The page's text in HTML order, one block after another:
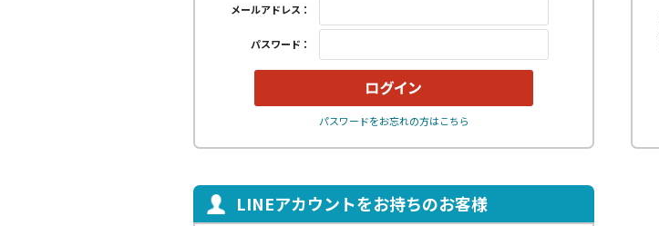
メールアドレス：
パスワード：
パスワードをお忘れの方はこちら
LINEアカウントをお持ちのお客様